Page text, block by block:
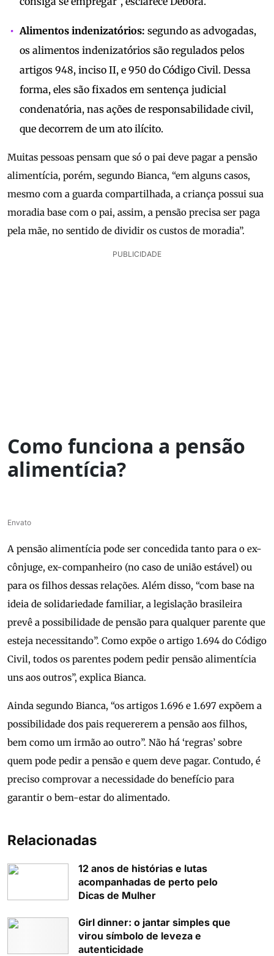
Alimentos indenizatórios: segundo as advogadas,
os alimentos indenizatórios são regulados pelos
artigos 948, inciso II, e 950 do Código Civil. Dessa
forma, eles são fixados em sentença judicial
condenatória, nas ações de responsabilidade civil,
que decorrem de um ato ilícito.
Muitas pessoas pensam que só o pai deve pagar a pensão
alimentícia, porém, segundo Bianca, “em alguns casos,
mesmo com a guarda compartilhada, a criança possui sua
moradia base com o pai, assim, a pensão precisa ser paga
pela mãe, no sentido de dividir os custos de moradia”.
PUBLICIDADE
Como funciona a pensão
alimentícia?
Envato
A pensão alimentícia pode ser concedida tanto para o ex-
cônjuge, ex-companheiro (no caso de união estável) ou
para os filhos dessas relações. Além disso, “com base na
ideia de solidariedade familiar, a legislação brasileira
prevê a possibilidade de pensão para qualquer parente que
esteja necessitando”. Como expõe o artigo 1.694 do Código
Civil, todos os parentes podem pedir pensão alimentícia
uns aos outros”, explica Bianca.
Ainda segundo Bianca, “os artigos 1.696 e 1.697 expõem a
possibilidade dos pais requererem a pensão aos filhos,
bem como um irmão ao outro”. Não há ‘regras’ sobre
quem pode pedir a pensão e quem deve pagar. Contudo, é
preciso comprovar a necessidade do benefício para
garantir o bem-estar do alimentado.
Relacionadas
12 anos de histórias e lutas
acompanhadas de perto pelo
Dicas de Mulher
Girl dinner: o jantar simples que
virou símbolo de leveza e
autenticidade